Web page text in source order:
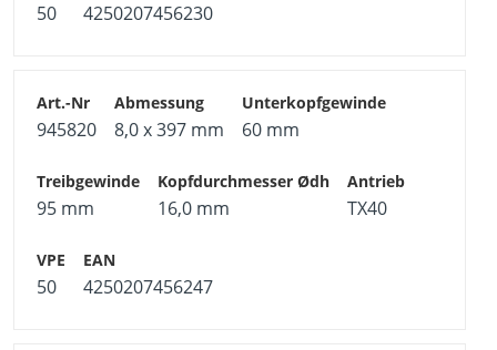
50 4250207456230
945820 8,0 x 397 mm 60 mm
95 mm 16,0 mm TX40
50 4250207456247